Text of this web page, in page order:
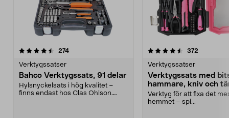
274recensioner
Verktygssatser
Bahco Verktygssats, 91 delar
Hylsnyckelsats i hög kvalitet –
finns endast hos Clas Ohlson.
4.5 av 5 stjärnor 372
Verktygssatser
Verktygssats med
hammare, kniv och
39 delar
Verktyg för att fixa det
hemmet – spi...
4.5 av 5 stjärnor